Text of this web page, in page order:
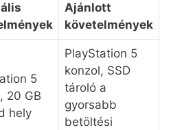
Ajánlott
követelmények
5
20 GB
hely
PlayStation 5
konzol, SSD
tároló a
gyorsabb
betöltési